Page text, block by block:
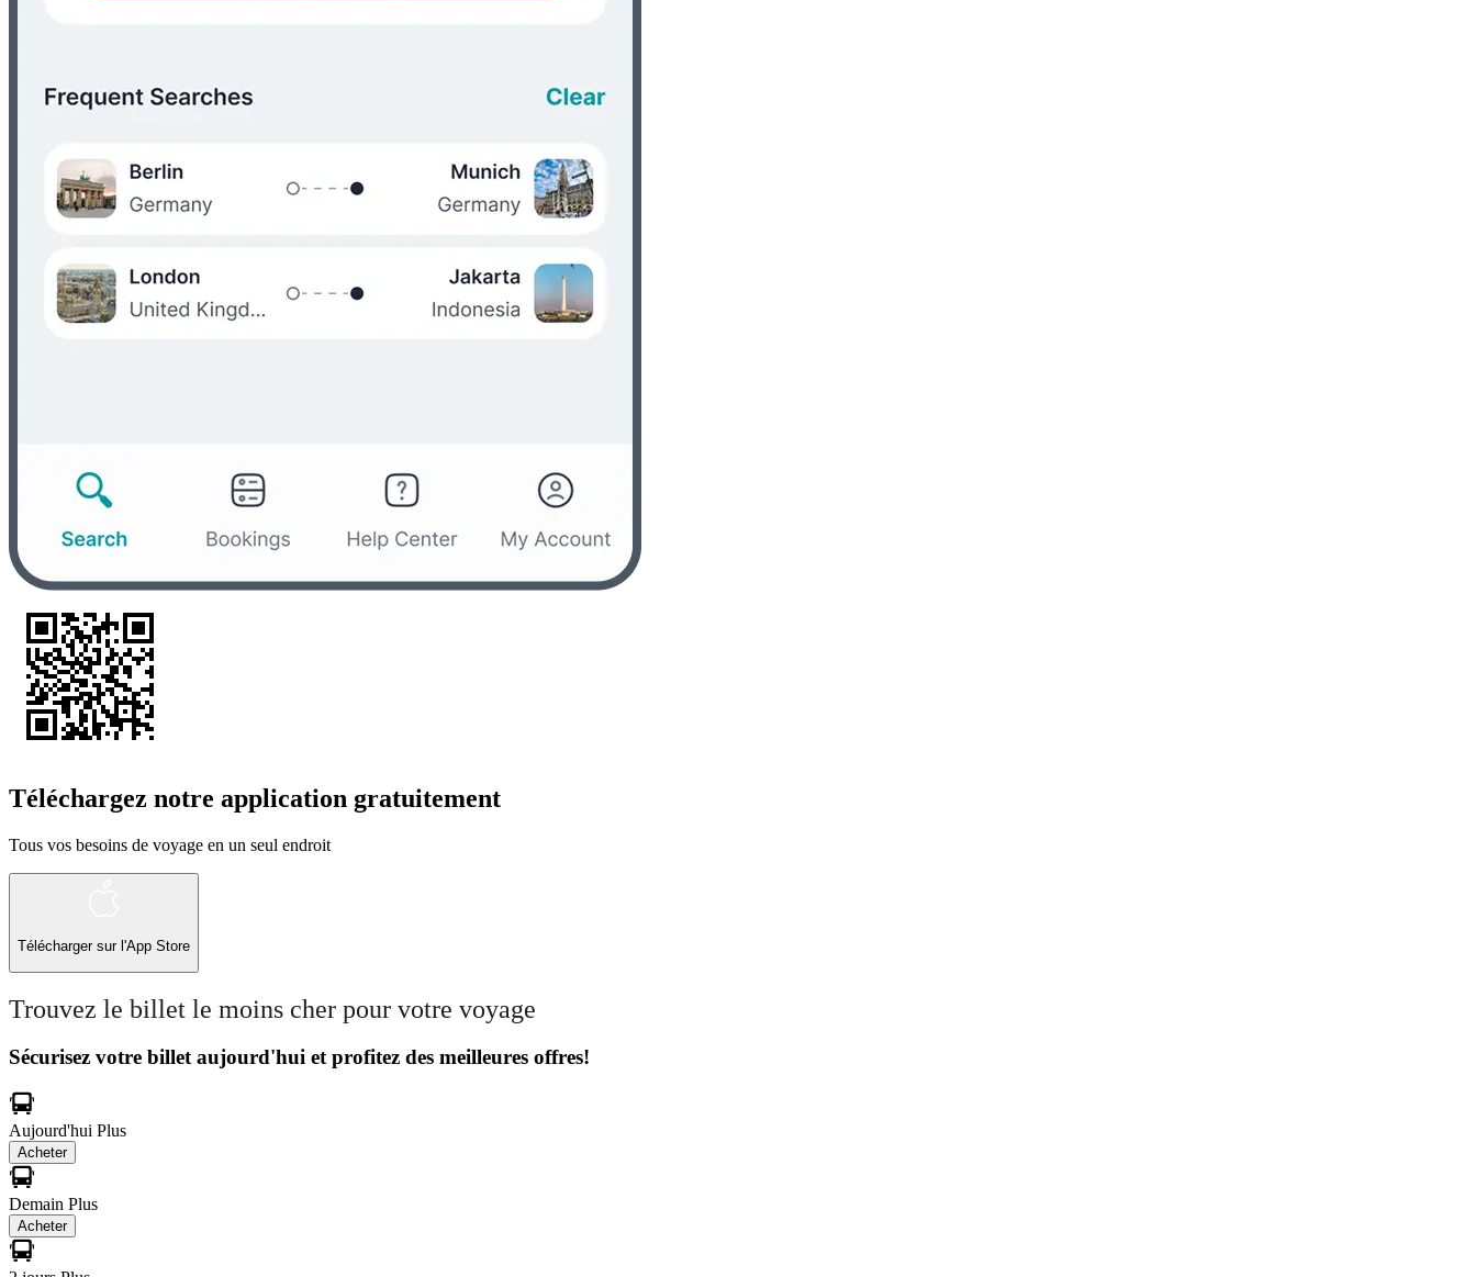
Téléchargez notre application gratuitement
Tous vos besoins de voyage en un seul endroit
Télécharger sur l'App Store
Trouvez le billet le moins cher pour votre voyage
Sécurisez votre billet aujourd'hui et profitez des meilleures offres!
Aujourd'hui Plus
Acheter
Demain Plus
Acheter